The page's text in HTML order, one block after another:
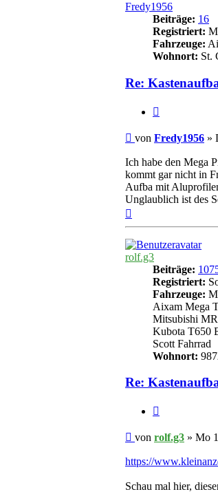
Fredy1956
Beiträge: 16
Registriert:
Fahrzeuge:
Wohnort: St.
Re:
Beitrag
von Fredy1956 »
Ich habe den Mega
kommt gar nicht in
Aufba mit
Unglaublich ist des
rolf.g3
Beiträge:
Registriert:
Fahrzeuge:
Aixam Mega
Mitsubishi
Kubota T650
Scott Fahrrad
Wohnort:
Re:
Beitrag
von rolf.g3 » Mo
https://
Schau mal hier,